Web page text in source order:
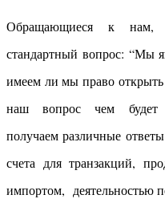
Обращающиеся к нам,
стандартный вопрос: “Мы
имеем ли мы право открыть
наш вопрос чем будет
получаем различные
счета для транзакций,
импортом, деятельностью